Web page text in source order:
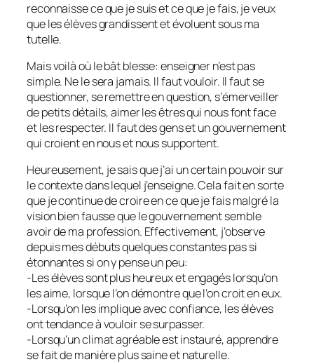
reconnaisse ce que je suis et ce que je fais, je veux
que les élèves grandissent et évoluent sous ma
tutelle.
Mais voilà où le bât blesse: enseigner n’est pas
simple. Ne le sera jamais. Il faut vouloir. Il faut se
questionner, se remettre en question, s’émerveiller
de petits détails, aimer les êtres qui nous font face
et les respecter. Il faut des gens et un gouvernement
qui croient en nous et nous supportent.
Heureusement, je sais que j’ai un certain pouvoir sur
le contexte dans lequel j’enseigne. Cela fait en sorte
que je continue de croire en ce que je fais malgré la
vision bien fausse que le gouvernement semble
avoir de ma profession. Effectivement, j’observe
depuis mes débuts quelques constantes pas si
étonnantes si on y pense un peu:
-Les élèves sont plus heureux et engagés lorsqu’on
les aime, lorsque l’on démontre que l’on croit en eux.
-Lorsqu’on les implique avec confiance, les élèves
ont tendance à vouloir se surpasser.
-Lorsqu’un climat agréable est instauré, apprendre
se fait de manière plus saine et naturelle.